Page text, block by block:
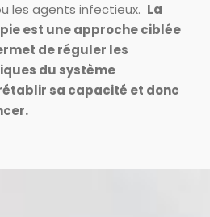
les agents infectieux. La
est une approche ciblée
de réguler les
du système
sa capacité et donc